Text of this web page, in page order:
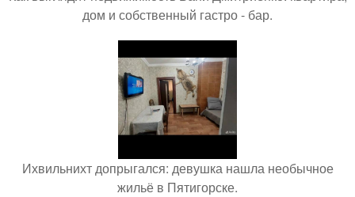
дом и собственный гастро - бар.
Ихвильнихт допрыгался: девушка нашла необычное
жильё в Пятигорске.